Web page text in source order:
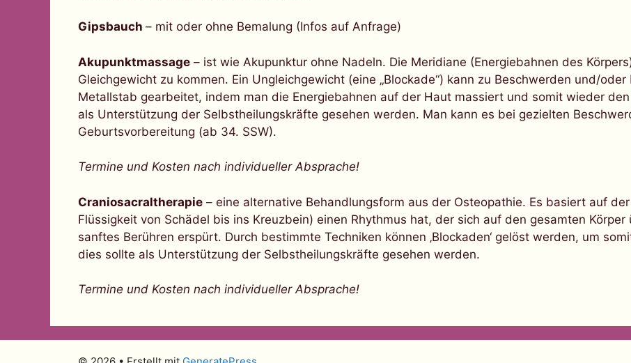
Gipsbauch – mit oder ohne Bemalung (Infos auf Anfrage)
Akupunktmassage – ist wie Akupunktur ohne Nadeln. Die Meridiane (Energiebahnen des
Gleichgewicht zu kommen. Ein Ungleichgewicht (eine „Blockade“) kann zu Beschwerden und/
Metallstab gearbeitet, indem man die Energiebahnen auf der Haut massiert und somit wieder
als Unterstützung der Selbstheilungskräfte gesehen werden. Man kann es bei gezielten
Geburtsvorbereitung (ab 34. SSW).
Termine und Kosten nach individueller Absprache!
Craniosacraltherapie – eine alternative Behandlungsform aus der Osteopathie. Es basiert auf
Flüssigkeit von Schädel bis ins Kreuzbein) einen Rhythmus hat, der sich auf den gesamten
sanftes Berühren erspürt. Durch bestimmte Techniken können ‚Blockaden‘ gelöst werden, um
dies sollte als Unterstützung der Selbstheilungskräfte gesehen werden.
Termine und Kosten nach individueller Absprache!